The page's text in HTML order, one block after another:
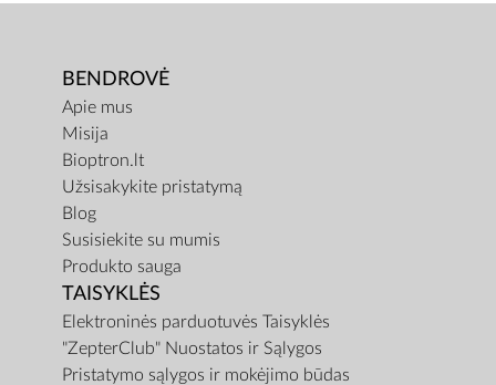
BENDROVĖ
Apie mus
Misija
Bioptron.lt
Užsisakykite pristatymą
Blog
Susisiekite su mumis
Produkto sauga
TAISYKLĖS
Elektroninės parduotuvės Taisyklės
"ZepterClub" Nuostatos ir Sąlygos
Pristatymo sąlygos ir mokėjimo būdas